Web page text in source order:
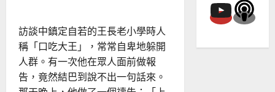
一
訪談中鎮定自若的王長老小學時人
稱「口吃大王」，常常自卑地躲開
人群。有一次他在眾人面前做報
告，竟然結巴到說不出一句話來。